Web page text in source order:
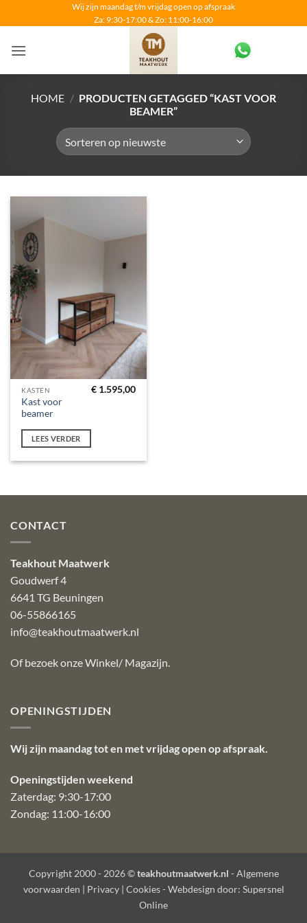
naar
Wij zijn maandag t/m vrijdag open op afspraak
Za: 9:30-17:00 & Zo: 11:00-16:00
HOME / PRODUCTEN GETAGGED “KAST VOOR
BEAMER”
KASTEN
Kast voor
beamer
€1.595,00
LEES VERDER
CONTACT
Teakhout Maatwerk
Goudwerf 4
6641 TG Beuningen
06-55866165
info@teakhoutmaatwerk.nl
Of bezoek onzeWinkel/ Magazijn.
OPENINGSTIJDEN
Wij zijn maandag tot en met vrijdag open op afspraak.
Openingstijden weekend
Zaterdag: 9:30-17:00
Zondag: 11:00-16:00
Copyright 2000 - 2026 ©teakhoutmaatwerk.nl - Algemene
voorwaarden | Privacy| Cookies- Webdesign door: Supersnel
Online